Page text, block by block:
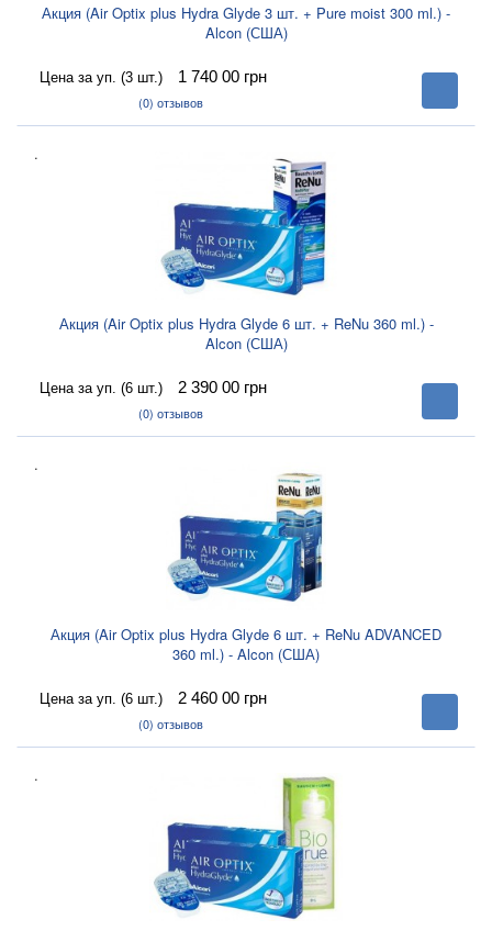
Акция (Air Optix plus Hydra Glyde 3 шт. + Pure moist 300 ml.) -
Alcon (США)
Цена за уп. (3 шт.) 1 740 00 грн
(0) отзывов
В
корзину
.
Акция (Air Optix plus Hydra Glyde 6 шт. + ReNu 360 ml.) -
Alcon (США)
Цена за уп. (6 шт.) 2 390 00 грн
(0) отзывов
В
корзину
.
Акция (Air Optix plus Hydra Glyde 6 шт. + ReNu ADVANCED
360 ml.) - Alcon (США)
Цена за уп. (6 шт.) 2 460 00 грн
(0) отзывов
В
корзину
.